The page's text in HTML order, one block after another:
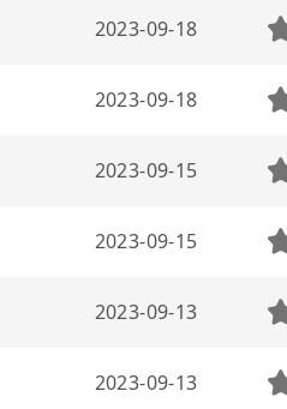
2023-09-18
2023-09-18
2023-09-15
2023-09-15
2023-09-13
2023-09-13